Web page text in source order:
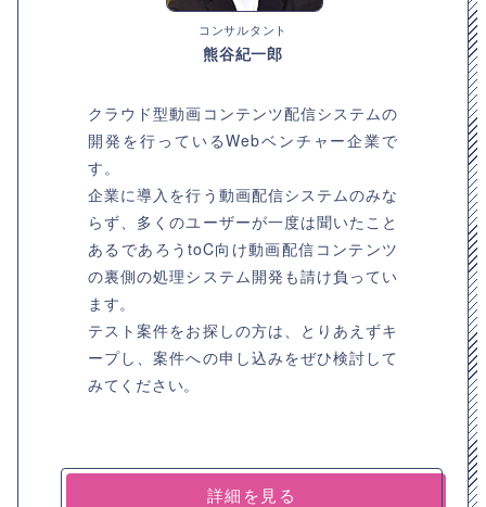
コンサルタント
熊谷紀一郎
クラウド型動画コンテンツ配信システムの
開発を行っているWebベンチャー企業で
す。
企業に導入を行う動画配信システムのみな
らず、多くのユーザーが一度は聞いたこと
あるであろうtoC向け動画配信コンテンツ
の裏側の処理システム開発も請け負ってい
ます。
テスト案件をお探しの方は、とりあえずキ
ープし、案件への申し込みをぜひ検討して
みてください。
詳細を見る